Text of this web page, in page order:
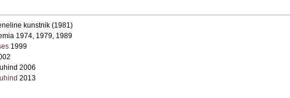
kunstnik (1981)
1974, 1979, 1989
1999
2006
2013